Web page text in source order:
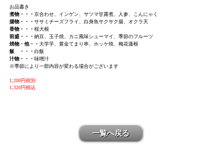
お品書き
煮物・・・ 京合わせ、インゲン、サツマ甘露煮、人参、こんにゃく
揚物・・・ ササミチーズフライ、白身魚サクサク揚、オクラ天
香物・・・ 桜大根
前盛・・・ 納豆、玉子焼、カニ風味シューマイ、季節のフルーツ
焼物・他・・ 大学芋、黄金てまり串、ホッケ焼、梅花蓮根
飯 ・・・ 白飯
汁物・・・ 味噌汁
※季節により一部内容が変わる場合がございます
1,200円税別
1,320円税込
一覧へ戻る